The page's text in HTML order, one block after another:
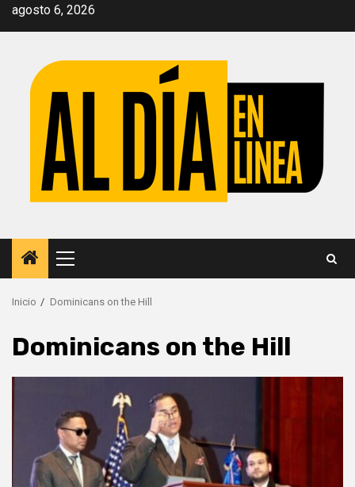
Saltar
agosto 6, 2026
Menú
principal
Inicio Dominicans on the Hill
Dominicans on the Hill